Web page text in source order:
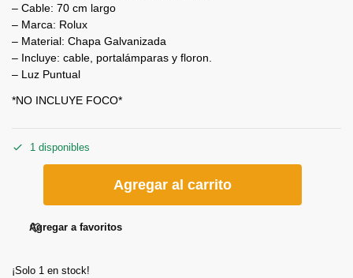
– Cable: 70 cm largo
– Marca: Rolux
– Material: Chapa Galvanizada
– Incluye: cable, portalámparas y floron.
– Luz Puntual
*NO INCLUYE FOCO*
1 disponibles
Agregar al carrito
Agregar a favoritos
¡Solo 1 en stock!